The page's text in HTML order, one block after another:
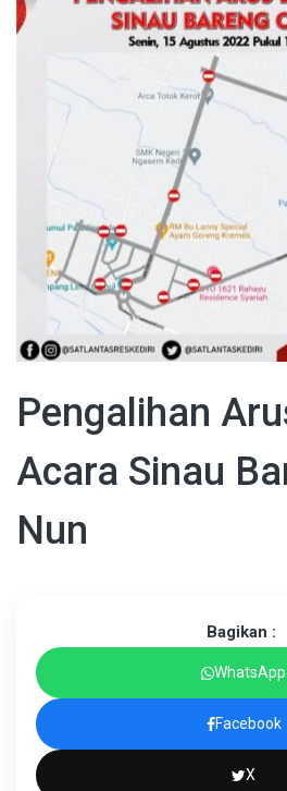
Pengalihan
Acara Sinau
Nun
Bagikan :
WhatsApp
Facebook
X